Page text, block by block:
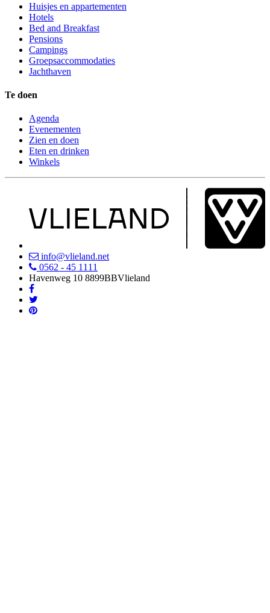
Huisjes en appartementen
Hotels
Bed and Breakfast
Pensions
Campings
Groepsaccommodaties
Jachthaven
Te doen
Agenda
Evenementen
Zien en doen
Eten en drinken
Winkels
info@vlieland.net
0562 - 45 1111
Havenweg 10 8899BBVlieland